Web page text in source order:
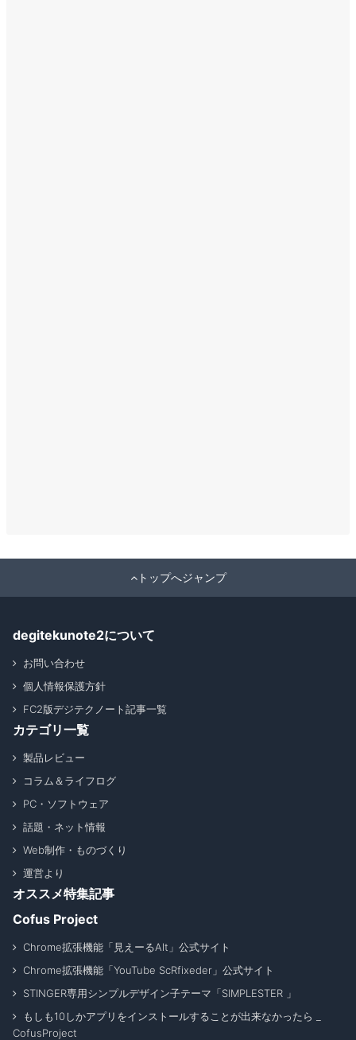
トップへジャンプ
degitekunote2について
お問い合わせ
個人情報保護方針
FC2版デジテクノート記事一覧
カテゴリ一覧
製品レビュー
コラム＆ライフログ
PC・ソフトウェア
話題・ネット情報
Web制作・ものづくり
運営より
オススメ特集記事
Cofus Project
Chrome拡張機能「見えーるAlt」公式サイト
Chrome拡張機能「YouTube ScRfixeder」公式サイト
STINGER専用シンプルデザイン子テーマ「SIMPLESTER 」
もしも10しかアプリをインストールすることが出来なかったら _
CofusProject